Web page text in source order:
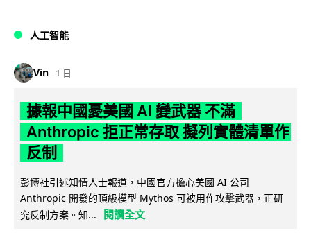
人工智能
Vin 1 日
據報中國憂美國 AI 變武器 不滿
Anthropic 拒正常存取 擬列實體清單作
反制
彭博社引述知情人士報道，中國官方擔心美國 AI 公司
Anthropic 開發的頂級模型 Mythos 可被用作攻擊武器，正研
究反制方案。知...
閱讀全文